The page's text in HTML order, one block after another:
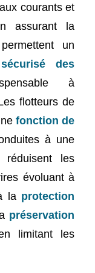
courants et
assurant la
un
des
à
flotteurs de
fonction de
à une
les
évoluant à
la protection
préservation
limitant les